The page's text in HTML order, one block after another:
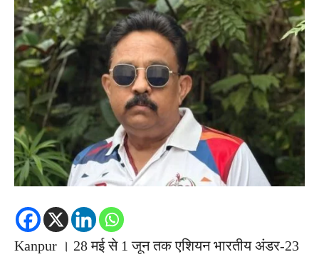
Kanpur । 28 मई से 1 जून तक ए​शियन भारतीय अंडर-23